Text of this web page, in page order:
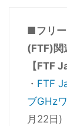
■フリー
(FTF)関
【FTF
・ FTF
ブGHz
月22日)